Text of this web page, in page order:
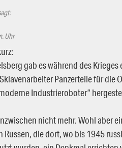
Uhr
gab es während des
Panzerteile für die
Industrieroboter”
nicht mehr. Wohl aber
Russen, die dort, wo bis 1945